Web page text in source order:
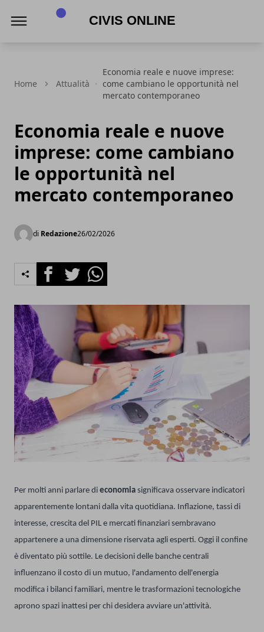
Home Attualità
Economia reale e nuove imprese:
come cambiano le opportunità nel
mercato contemporaneo
Economia reale e nuove
imprese: come cambiano
le opportunità nel
mercato contemporaneo
di Redazione26/02/2026
FacebookTwitterWhatsapp
Per molti anni parlare di economia significava osservare indicatori
apparentemente lontani dalla vita quotidiana. Inflazione, tassi di
interesse, crescita del PIL e mercati finanziari sembravano
appartenere a una dimensione riservata agli esperti. Oggi il confine
è diventato più sottile. Le decisioni delle banche centrali
influenzano il costo di un mutuo, l'andamento dell'energia
modifica i bilanci familiari, mentre le trasformazioni tecnologiche
aprono spazi inattesi per chi desidera avviare un'attività.